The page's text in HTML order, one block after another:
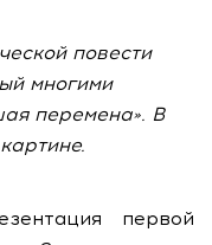
повести
многими
перемена». В
первой